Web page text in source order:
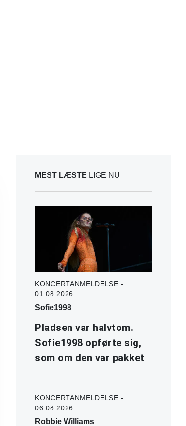
MEST LÆSTE LIGE NU
KONCERTANMELDELSE -
01.08.2026
Sofie1998
Pladsen var halvtom.
Sofie1998 opførte sig,
som om den var pakket
KONCERTANMELDELSE -
06.08.2026
Robbie Williams